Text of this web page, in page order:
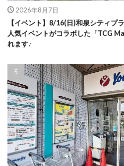
2026年8月7日
【イベント】8/16(日)和泉シティプ
人気イベントがコラボした「TCG
れます♪